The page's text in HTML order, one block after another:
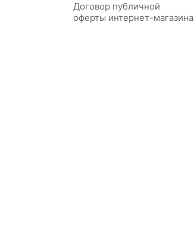
Договор публичной
оферты интернет-магазина